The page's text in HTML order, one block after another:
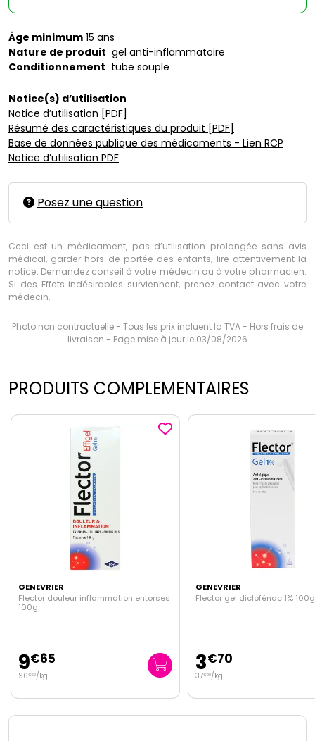
Âge minimum 15 ans
Nature de produit gel anti-inflammatoire
Conditionnement tube souple
Notice(s) d’utilisation
Notice d’utilisation [PDF]
Résumé des caractéristiques du produit [PDF]
Base de données publique des médicaments - Lien RCP
Notice d’utilisation PDF
Posez une question
Ceci est un médicament, pas d’utilisation prolongée sans avis
médical, garder hors de portée des enfants, lire attentivement la
notice. Demandez conseil à votre médecin ou à votre pharmacien.
Si des Effets indésirables surviennent, prenez contact avec votre
médecin.
Photo non contractuelle - Tous les prix incluent la TVA - Hors frais de
livraison - Page mise à jour le 03/08/2026
PRODUITS COMPLEMENTAIRES
GENEVRIER
Flector gel diclofénac 1% 100g
3
37
GENEVRIER
Flector Effigel
5
119